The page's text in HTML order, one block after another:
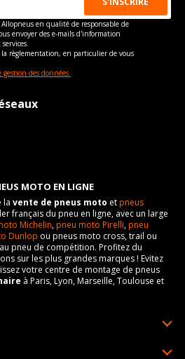
en qualité de responsable de
envoyer des e-mails d'information
la règlementation, en particulier de vous
des données.
MOTO EN LIGNE
la vente de pneus moto etpneus
français du pneu en ligne, avec un large
Michelin,pneu moto Pirelli,pneu
Dunlop ou pneus moto cross, trail ou
pneu de compétition. Profitez du
sur les plus grandes marques ! Evitez
votre centre de montage de pneus
à Paris, Lyon, Marseille, Toulouse et